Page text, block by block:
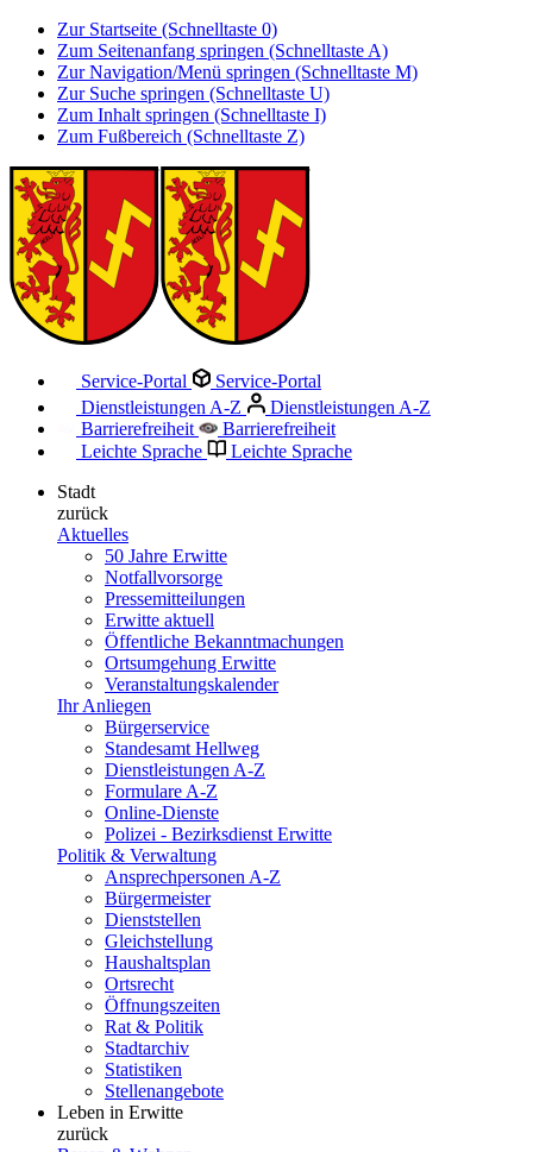
Zur Startseite (Schnelltaste 0)
Zum Seitenanfang springen (Schnelltaste A)
Zur Navigation/Menü springen (Schnelltaste M)
Zur Suche springen (Schnelltaste U)
Zum Inhalt springen (Schnelltaste I)
Zum Fußbereich (Schnelltaste Z)
Service-Portal
Service-Portal
Dienstleistungen A-Z
Dienstleistungen A-Z
Barrierefreiheit
Barrierefreiheit
Leichte Sprache
Leichte Sprache
Stadt
zurück
Aktuelles
50 Jahre Erwitte
Notfallvorsorge
Pressemitteilungen
Erwitte aktuell
Öffentliche Bekanntmachungen
Ortsumgehung Erwitte
Veranstaltungskalender
Ihr Anliegen
Bürgerservice
Standesamt Hellweg
Dienstleistungen A-Z
Formulare A-Z
Online-Dienste
Polizei - Bezirksdienst Erwitte
Politik & Verwaltung
Ansprechpersonen A-Z
Bürgermeister
Dienststellen
Gleichstellung
Haushaltsplan
Ortsrecht
Öffnungszeiten
Rat & Politik
Stadtarchiv
Statistiken
Stellenangebote
Leben in Erwitte
zurück